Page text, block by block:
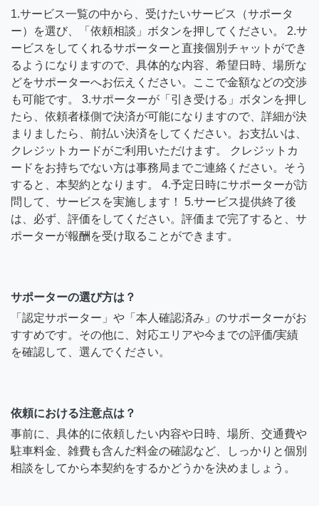
1.サービス一覧の中から、受けたいサービス（サポータ
ー）を選び、「依頼相談」ボタンを押してください。 2.サ
ービスをしてくれるサポーターと直接個別チャットができ
るようになりますので、具体的な内容、希望日時、場所な
どをサポーターへお伝えください。ここで金額などの交渉
も可能です。 3.サポーターが「引き受ける」ボタンを押し
たら、依頼者様側で決済が可能になりますので、詳細が決
まりましたら、前払い決済をしてください。お支払いは、
クレジットカードがご利用いただけます。 クレジットカ
ードをお持ちでない方は事務局までご連絡ください。そう
すると、本契約となります。 4.予定日時にサポーターが訪
問して、サービスを実施します！ 5.サービス提供終了後
は、必ず、評価をしてください。評価まで完了すると、サ
ポーターが報酬を受け取ることができます。
サポーターの選び方は？
「認定サポーター」や「本人確認済み」のサポーターがお
すすめです。その他に、対応エリアや今までの評価/実績
を確認して、選んでください。
依頼における注意点は？
事前に、具体的に依頼したい内容や日時、場所、交通費や
駐車料金、雑費も含んだ料金の確認など、しっかりと個別
相談をしてから本契約をするかどうかを決めましょう。